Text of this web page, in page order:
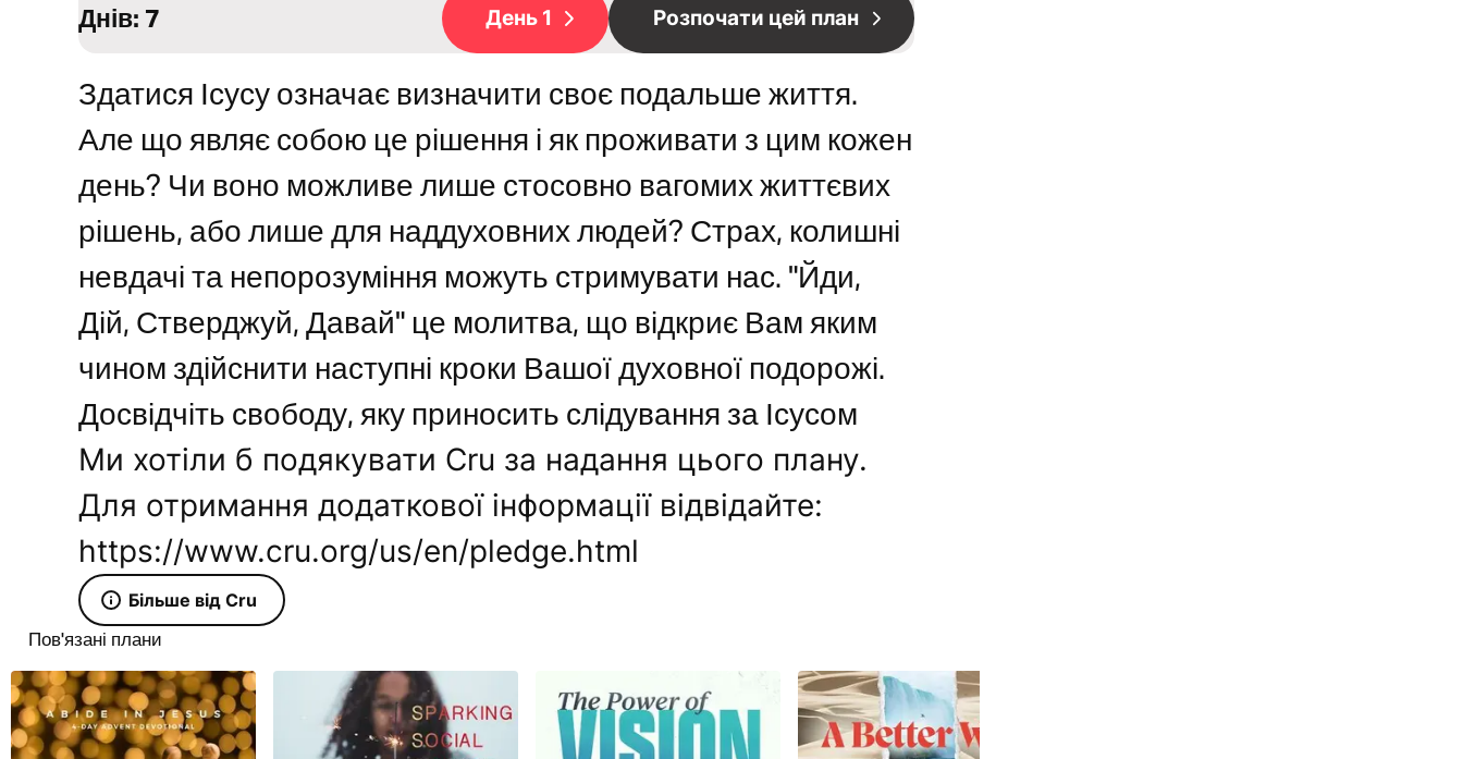
Днів: 7 День 1 Розпочати цей план
Здатися Ісусу означає визначити своє подальше життя.
Але що являє собою це рішення і як проживати з цим кожен
день? Чи воно можливе лише стосовно вагомих життєвих
рішень, або лише для наддуховних людей? Страх, колишні
невдачі та непорозуміння можуть стримувати нас. "Йди,
Дій, Стверджуй, Давай" це молитва, що відкриє Вам яким
чином здійснити наступні кроки Вашої духовної подорожі.
Досвідчіть свободу, яку приносить слідування за Ісусом
Ми хотіли б подякувати Cru за надання цього плану.
Для отримання додаткової інформації відвідайте:
https://www.cru.org/us/en/pledge.html
Більше від Cru
Пов'язані плани